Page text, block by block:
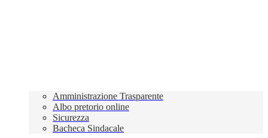
Amministrazione Trasparente
Albo pretorio online
Sicurezza
Bacheca Sindacale